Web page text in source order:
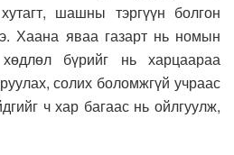
шашны тэргүүн болгон
Хаана яваа газарт нь номын
бүрийг нь харцаараа
солих боломжгүй учраас
ч хар багаас нь ойлгуулж,